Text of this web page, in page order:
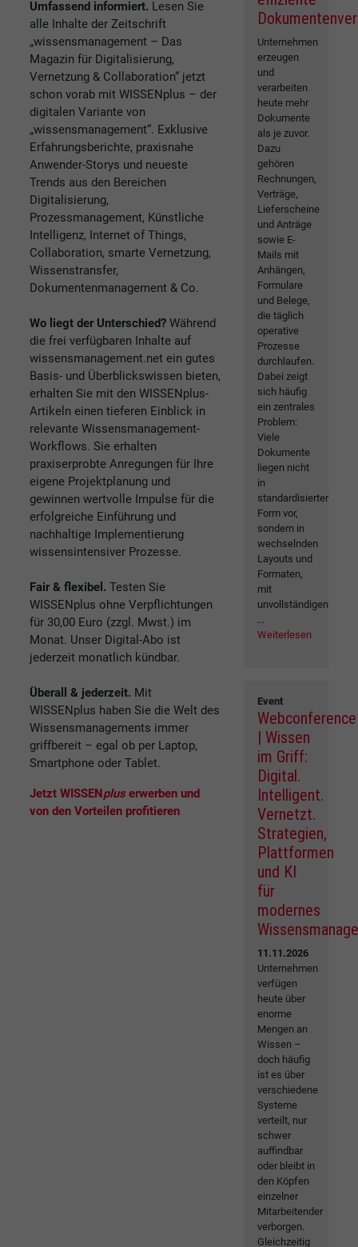
Umfassend informiert. Lesen Sie
alle Inhalte der Zeitschrift
„wissensmanagement – Das
Magazin für Digitalisierung,
Vernetzung & Collaboration“ jetzt
schon vorab mit WISSENplus – der
digitalen Variante von
„wissensmanagement“. Exklusive
Erfahrungsberichte, praxisnahe
Anwender-Storys und neueste
Trends aus den Bereichen
Digitalisierung,
Prozessmanagement, Künstliche
Intelligenz, Internet of Things,
Collaboration, smarte Vernetzung,
Wissenstransfer,
Dokumentenmanagement & Co.
Wo liegt der Unterschied? Während
die frei verfügbaren Inhalte auf
wissensmanagement.net ein gutes
Basis- und Überblickswissen bieten,
erhalten Sie mit den WISSENplus-
Artikeln einen tieferen Einblick in
relevante Wissensmanagement-
Workflows. Sie erhalten
praxiserprobte Anregungen für Ihre
eigene Projektplanung und
gewinnen wertvolle Impulse für die
erfolgreiche Einführung und
nachhaltige Implementierung
wissensintensiver Prozesse.
Fair & flexibel. Testen Sie
WISSENplus ohne Verpflichtungen
für 30,00 Euro (zzgl. Mwst.) im
Monat. Unser Digital-Abo ist
jederzeit monatlich kündbar.
Überall & jederzeit. Mit
WISSENplus haben Sie die Welt des
Wissensmanagements immer
griffbereit – egal ob per Laptop,
Smartphone oder Tablet.
Jetzt WISSENplus erwerben und
von den Vorteilen profitieren
Unternehmen
erzeugen
und
verarbeiten
heute mehr
Dokumente
als je zuvor.
Dazu
gehören
Rechnungen,
Verträge,
Lieferscheine
und Anträge
sowie E-
Mails mit
Anhängen,
Formulare
und Belege,
die täglich
operative
Prozesse
durchlaufen.
Dabei zeigt
sich häufig
ein zentrales
Problem:
Viele
Dokumente
liegen nicht
in
standardisierter
Form vor,
sondern in
wechselnden
Layouts und
Formaten,
mit
unvollständigen
...
Weiterlesen
Event
Webconference
| Wissen
im Griff:
Digital.
Intelligent.
Vernetzt.
Strategien,
Plattformen
und KI
für
modernes
11.11.2026
Unternehmen
verfügen
heute über
enorme
Mengen an
Wissen –
doch häufig
ist es über
verschiedene
Systeme
verteilt, nur
schwer
auffindbar
oder bleibt in
den Köpfen
einzelner
Mitarbeitender
verborgen.
Gleichzeitig